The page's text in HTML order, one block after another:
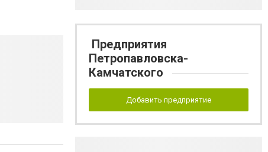
Предприятия
Петропавловска-
Камчатского
Добавить предприятие